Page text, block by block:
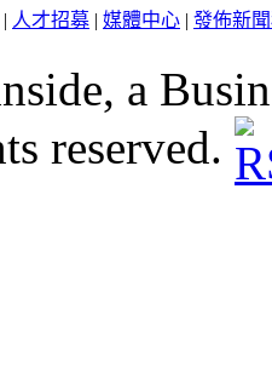
| 人才招募 | 媒體中心 | 發佈新
a
reserved.